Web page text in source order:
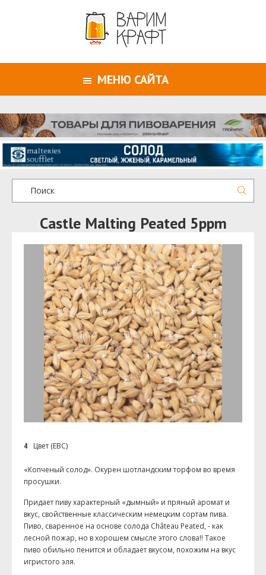
МЕНЮ САЙТА
Castle Malting Peated 5ppm
4 Цвет (EBC)
«Копченый солод». Окурен шотландским торфом во время
просушки.
Придает пиву характерный «дымный» и пряный аромат и
вкус, свойственные классическим немецким сортам пива.
Пиво, сваренное на основе солода Château Peated, - как
лесной пожар, но в хорошем смысле этого слова!! Такое
пиво обильно пенится и обладает вкусом, похожим на вкус
игристого эля.